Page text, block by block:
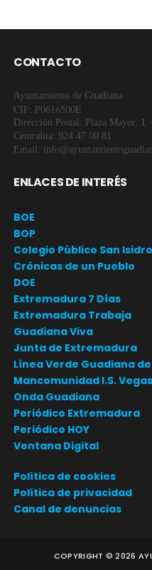
CONTACTO
Ayuntamiento de Guadiana
CIF: P0616500E
Dirección Postal: Plaza Mayor, 1.
Centralita: 924 47 00 81
Email:
ENLACES DE INTERÉS
BOE
BOP
Colegio Público San Isidro
Crónicas de un Pueblo
DOE
Extremadura 7 Días
Extremadura Trabaja
Guadiana Viva
Junta de Extremadura
Línea Verde Guadiana
Mancomunidad I.S.
Onda Guadiana
Periódico Extremadura
Periódico HOY
Ventana Digital
Política de cookies
Política de privacidad
Canal de denuncias
COPYRIGHT ©2026